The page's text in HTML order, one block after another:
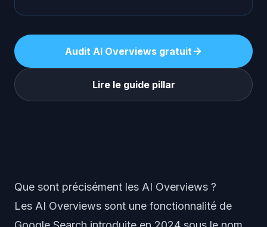
Audit AI Overviews gratuit
Lire le guide pillar
Que sont précisément les AI Overviews ?
Les AI Overviews sont une fonctionnalité de